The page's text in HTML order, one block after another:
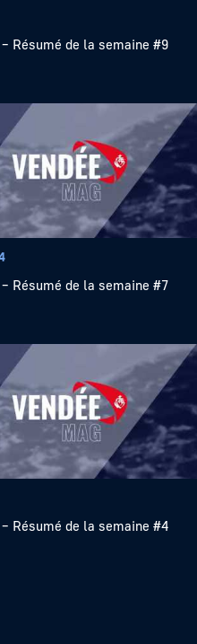
– Résumé de la semaine #9
– Résumé de la semaine #7
– Résumé de la semaine #4